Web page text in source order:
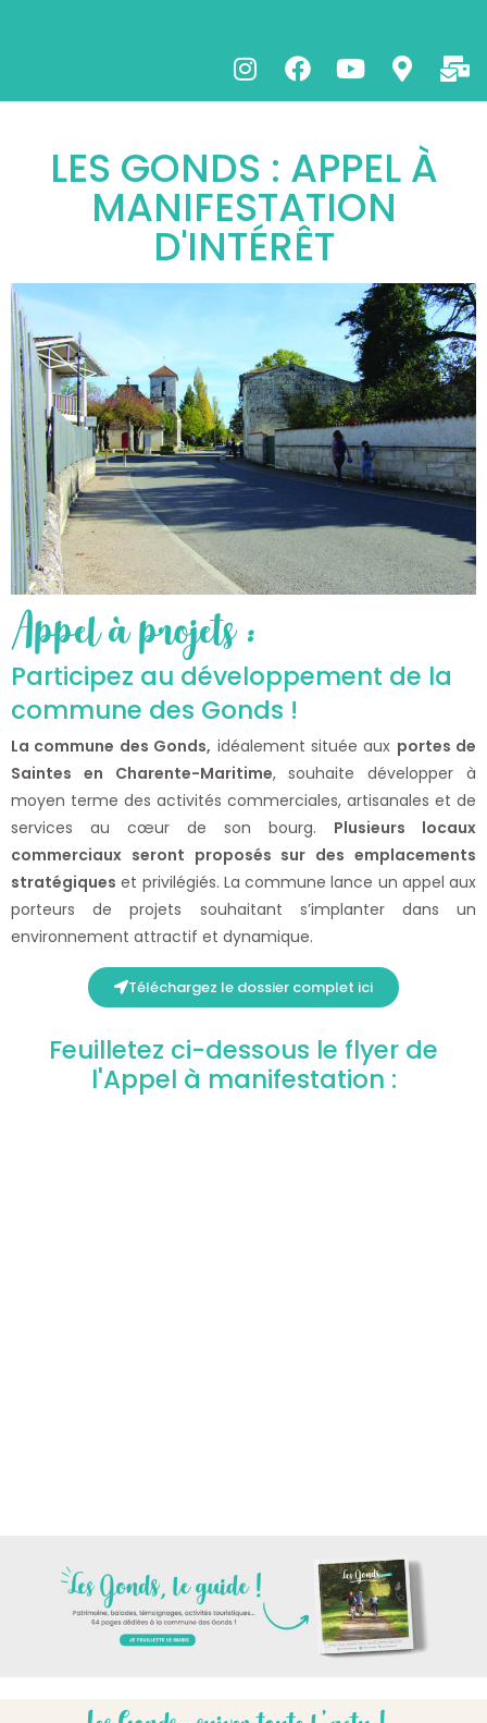
LES GONDS : APPEL À
MANIFESTATION
D'INTÉRÊT
Appel à projets :
Participez au développement de la
commune des Gonds !
La commune des Gonds, idéalement située aux portes de
Saintes en Charente-Maritime, souhaite développer à
moyen terme des activités commerciales, artisanales et de
services au cœur de son bourg. Plusieurs locaux
commerciaux seront proposés sur des emplacements
stratégiques et privilégiés. La commune lance un appel aux
porteurs de projets souhaitant s’implanter dans un
environnement attractif et dynamique.
Téléchargez le dossier complet ici
Feuilletez ci-dessous le flyer de
l'Appel à manifestation :